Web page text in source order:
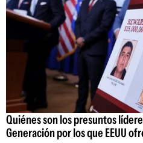
Quiénes son los presuntos
Generación por los que EEUU